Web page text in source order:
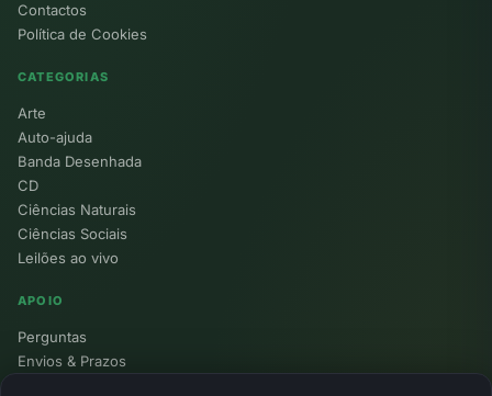
Contactos
Política de Cookies
CATEGORIAS
Arte
Auto-ajuda
Banda Desenhada
CD
Ciências Naturais
Ciências Sociais
Leilões ao vivo
APOIO
Perguntas
Envios & Prazos